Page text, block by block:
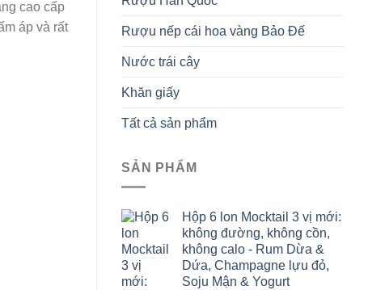
cao cấp
áp và rất
Rượu nếp cái hoa vàng Bảo Đế
Nước trái cây
Khăn giấy
Tất cả sản phẩm
SẢN PHẨM
Hộp 6 lon Mocktail 3 vị mới:
không đường, không cồn,
không calo - Rum Dừa &
Dứa, Champagne lựu đỏ,
Soju Mận & Yogurt